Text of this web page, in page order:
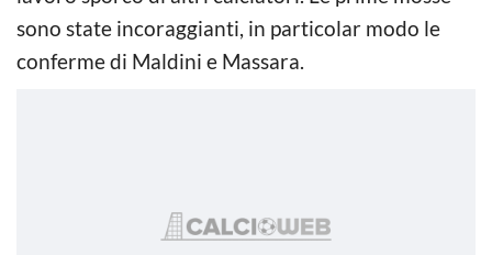
sono state incoraggianti, in particolar modo le
conferme di Maldini e Massara.